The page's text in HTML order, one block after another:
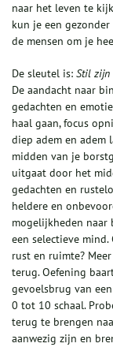
naar het leven te
kun je een
de mensen om je
De sleutel is: Stil zijn
De aandacht naar
gedachten en
haal gaan, focus
diep adem en
midden van je
uitgaat door het
gedachten en
heldere en
mogelijkheden naar
een selectieve
rust en ruimte?
terug. Oefening
gevoelsbrug van
0 tot 10 schaal.
terug te brengen
aanwezig zijn en